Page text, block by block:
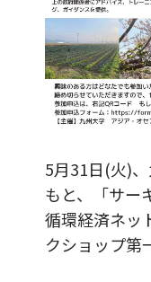
5月31日(火)
もと、「サー
循環経済ネッ
クショップ第